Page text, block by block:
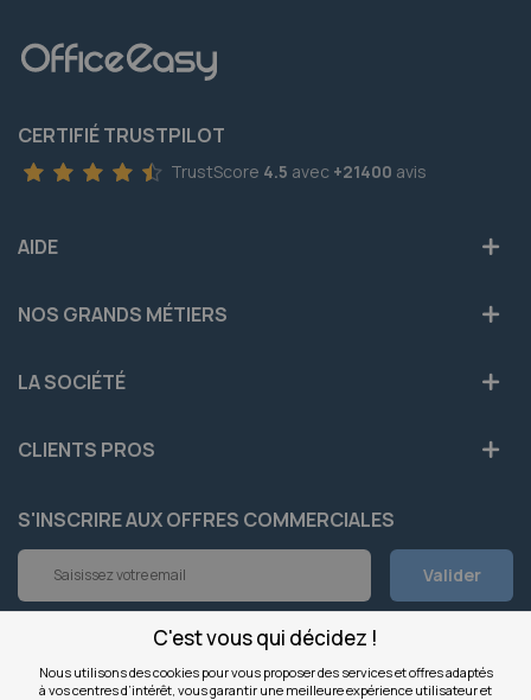
C'est vous qui décidez !
Nous utilisons des cookies pour vous proposer des services et offres adaptés
à vos centres d’intérêt, vous garantir une meilleure expérience utilisateur et
CERTIFIÉ TRUSTPILOT
TrustScore 4.5 avec +21400 avis
AIDE
NOS GRANDS MÉTIERS
LA SOCIÉTÉ
CLIENTS PROS
S'INSCRIRE AUX OFFRES COMMERCIALES
Inscription
notre
Valider